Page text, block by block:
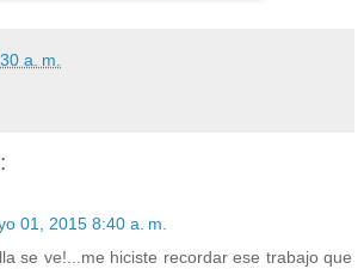
a. m.
01, 2015 8:40 a. m.
se ve!...me hiciste recordar ese trabajo que